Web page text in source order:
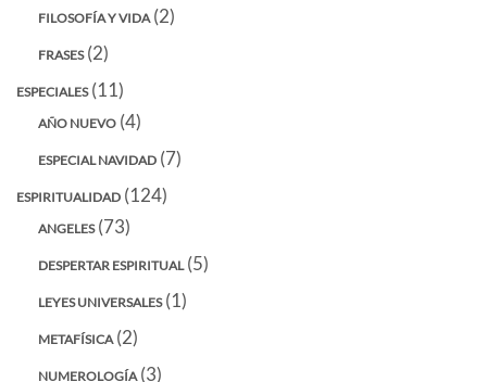
FILOSOFÍA Y VIDA (2)
FRASES(2)
ESPECIALES(11)
AÑO NUEVO (4)
ESPECIAL NAVIDAD (7)
ESPIRITUALIDAD (124)
ANGELES(73)
DESPERTAR ESPIRITUAL(5)
LEYES UNIVERSALES(1)
METAFÍSICA (2)
NUMEROLOGÍA (3)